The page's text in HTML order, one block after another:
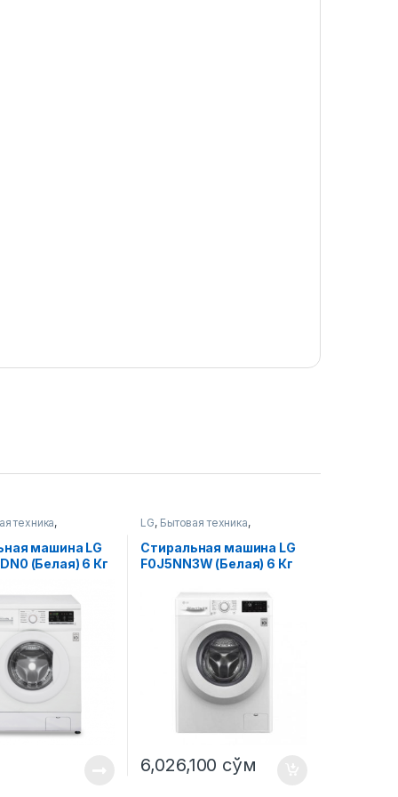
техника,
машина LG
(Белая) 6 Кг
LG, Бытовая техника,
Стиральная машина LG
F0J5NN3W (Белая) 6 Кг
6,026,100 сўм